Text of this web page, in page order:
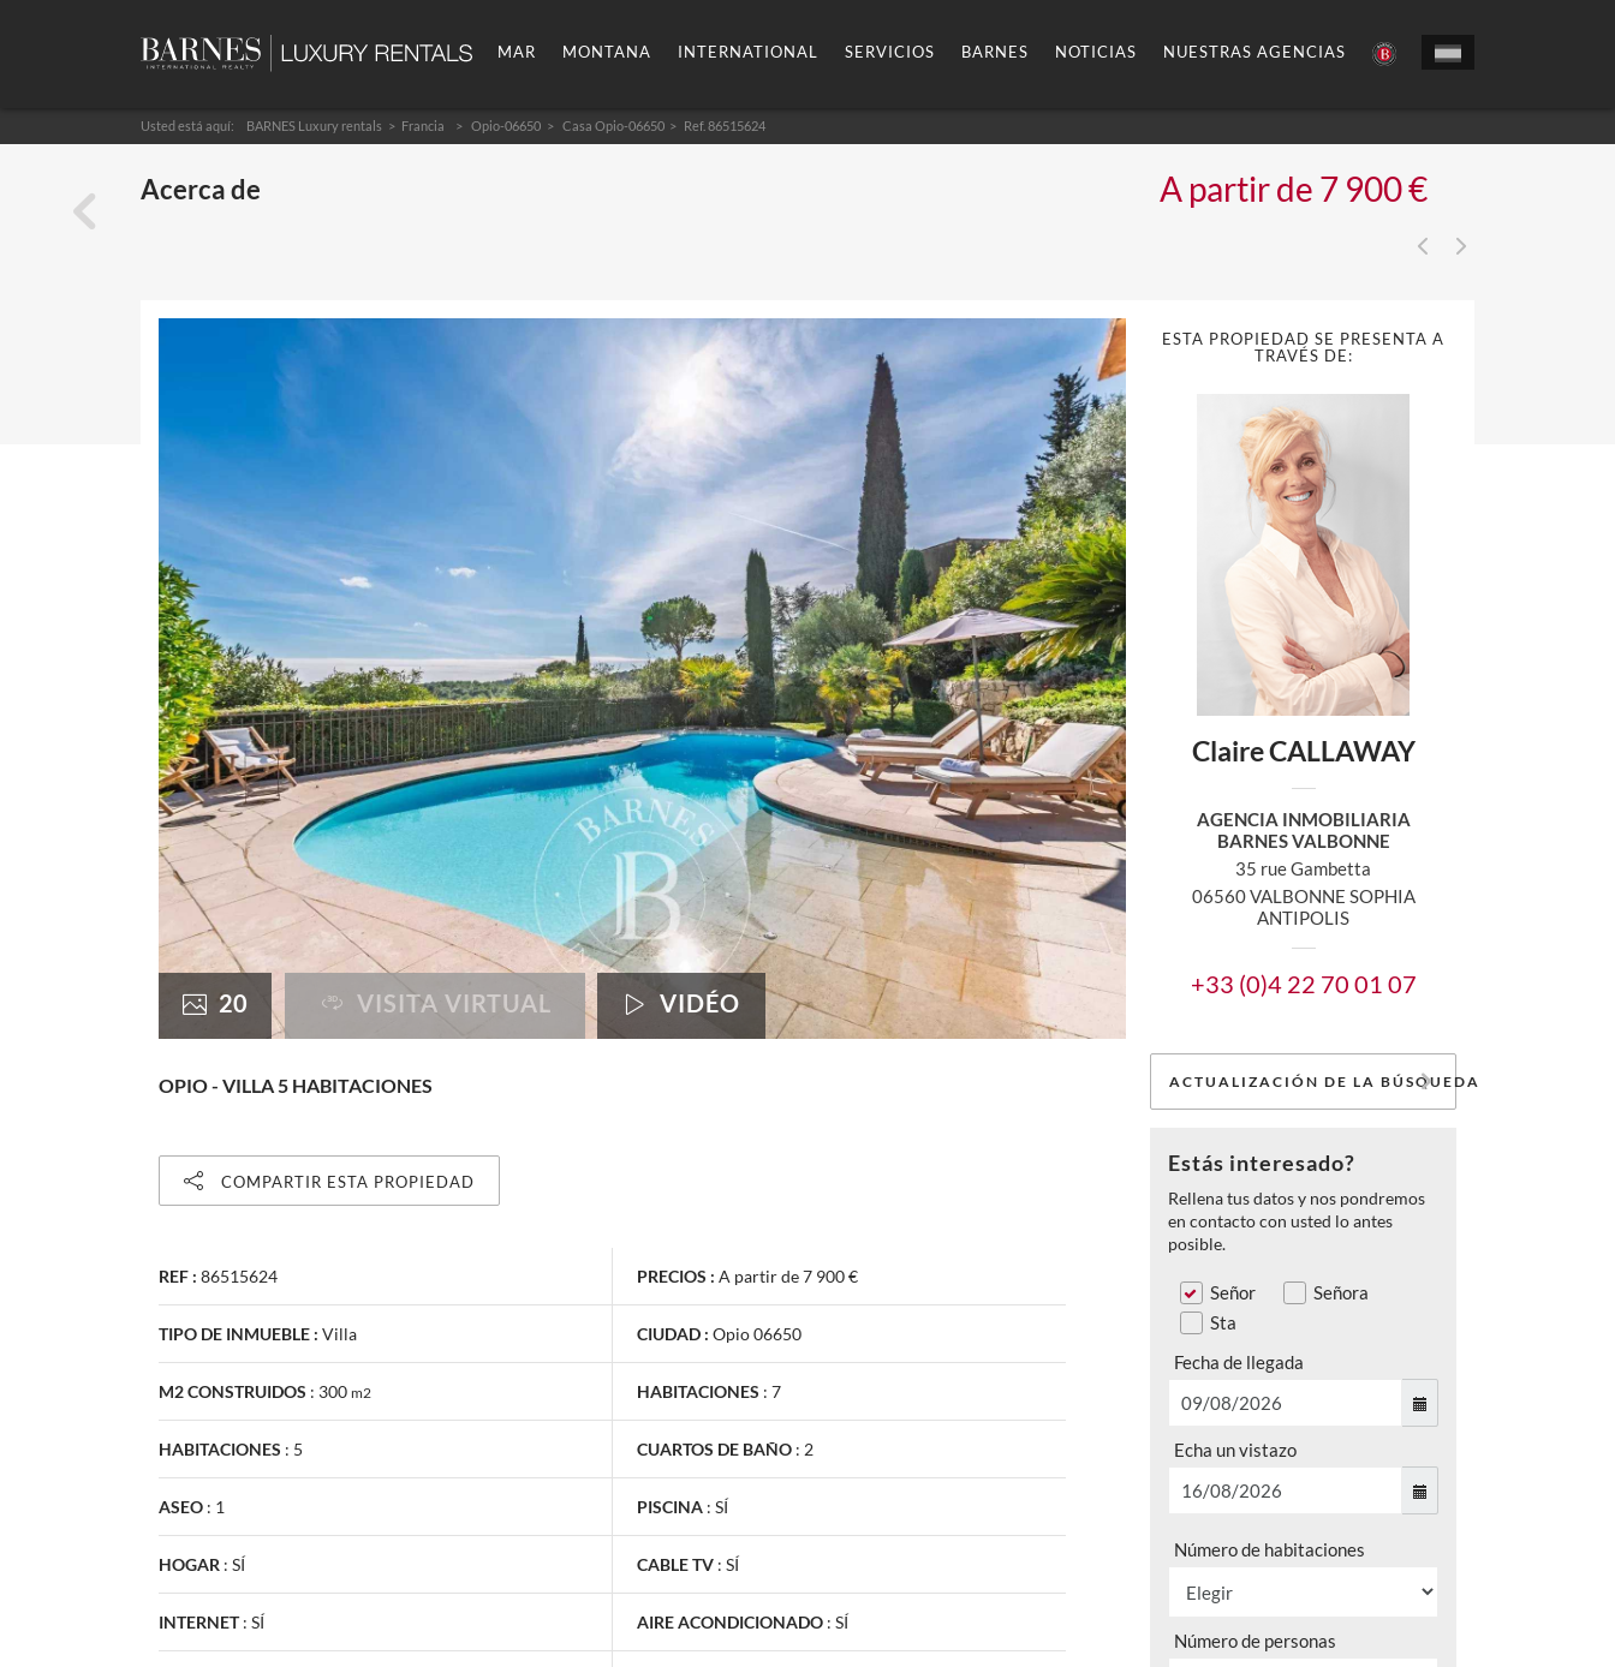
MAR MONTANA INTERNATIONAL SERVICIOS BARNES NOTICIAS NUESTRAS AGENCIAS
Usted está aquí: BARNES Luxury rentals Francia Opio-06650 Casa Opio-06650 > Ref. 86515624
Acerca de A partir de 7 900 €
20 VISITA VIRTUAL VIDÉO
OPIO - VILLA 5 HABITACIONES
COMPARTIR ESTA PROPIEDAD
REF : 86515624 PRECIOS : A partir de 7 900 €
TIPO DE INMUEBLE : Villa CIUDAD : Opio 06650
M2 CONSTRUIDOS : 300 m2 HABITACIONES : 7
HABITACIONES : 5 CUARTOS DE BAÑO : 2
ASEO : 1 PISCINA : SÍ
HOGAR : SÍ CABLE TV : SÍ
INTERNET: SÍ AIRE ACONDICIONADO : SÍ
ESTA PROPIEDAD SE PRESENTA A
TRAVÉS DE:
Claire CALLAWAY
AGENCIA INMOBILIARIA
BARNES VALBONNE
35 rue Gambetta
06560 VALBONNE SOPHIA
ANTIPOLIS
+33 (0)4 22 70 01 07
ACTUALIZACIÓN DE LA BÚSQUEDA
Estás interesado?
Rellena tus datos y nos pondremos
en contacto con usted lo antes
posible.
Señor
Señora
Sta
Fecha de llegada
Echa un vistazo
Número de habitaciones
Número de personas